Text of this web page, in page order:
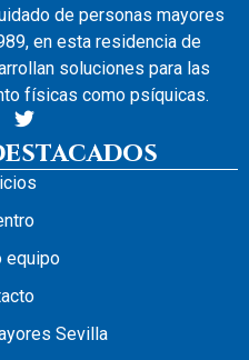
de personas mayores
en esta residencia de
soluciones para las
físicas como psíquicas.
equipo
Sevilla